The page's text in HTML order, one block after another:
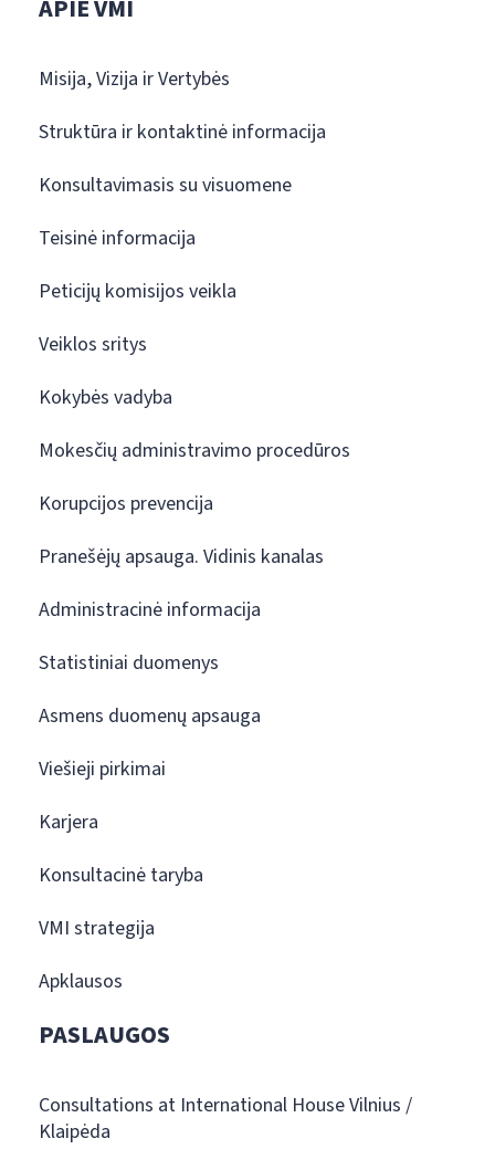
APIE VMI
Misija, Vizija ir Vertybės
Struktūra ir kontaktinė informacija
Konsultavimasis su visuomene
Teisinė informacija
Peticijų komisijos veikla
Veiklos sritys
Kokybės vadyba
Mokesčių administravimo procedūros
Korupcijos prevencija
Pranešėjų apsauga. Vidinis kanalas
Administracinė informacija
Statistiniai duomenys
Asmens duomenų apsauga
Viešieji pirkimai
Karjera
Konsultacinė taryba
VMI strategija
Apklausos
PASLAUGOS
Consultations at International House Vilnius /
Klaipėda